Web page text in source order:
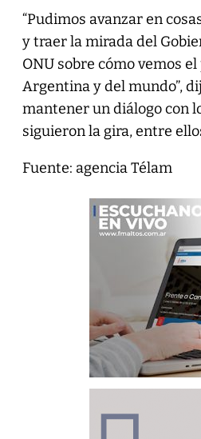
“Pudimos avanzar en
y traer la mirada del
ONU sobre cómo vemos
Argentina y del mundo”,
mantener un diálogo con
siguieron la gira, entre
Fuente: agencia Télam